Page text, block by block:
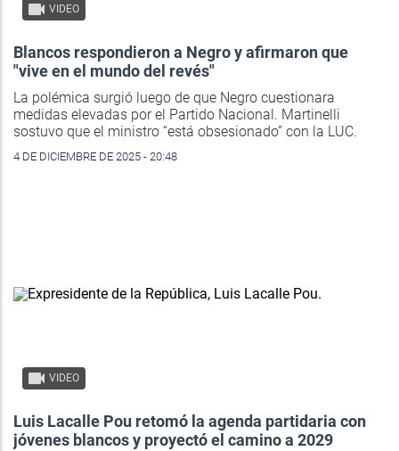
VIDEO
Blancos respondieron a Negro y afirmaron que
"vive en el mundo del revés"
La polémica surgió luego de que Negro cuestionara
medidas elevadas por el Partido Nacional. Martinelli
sostuvo que el ministro “está obsesionado” con la LUC.
4 DE DICIEMBRE DE 2025 - 20:48
VIDEO
Luis Lacalle Pou retomó la agenda partidaria con
jóvenes blancos y proyectó el camino a 2029